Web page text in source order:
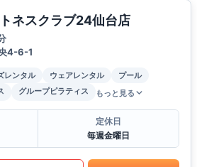
ネスクラブ24仙台店
4-6-1
レンタル ウェアレンタル
プール
グループピラティス もっと見る
定休日
毎週金曜日